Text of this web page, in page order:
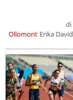
Ollomont
di
Erika David